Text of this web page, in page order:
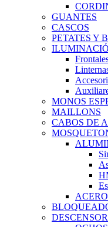
GUANTES
CASCOS
PETATES Y
MONOS
MAILLONS
CABOS DE
ACERO